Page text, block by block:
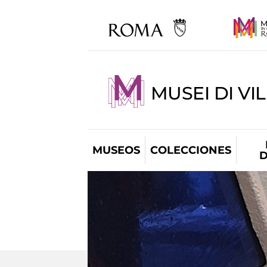
MUSEI DI
MUSEOS COLECCIONES